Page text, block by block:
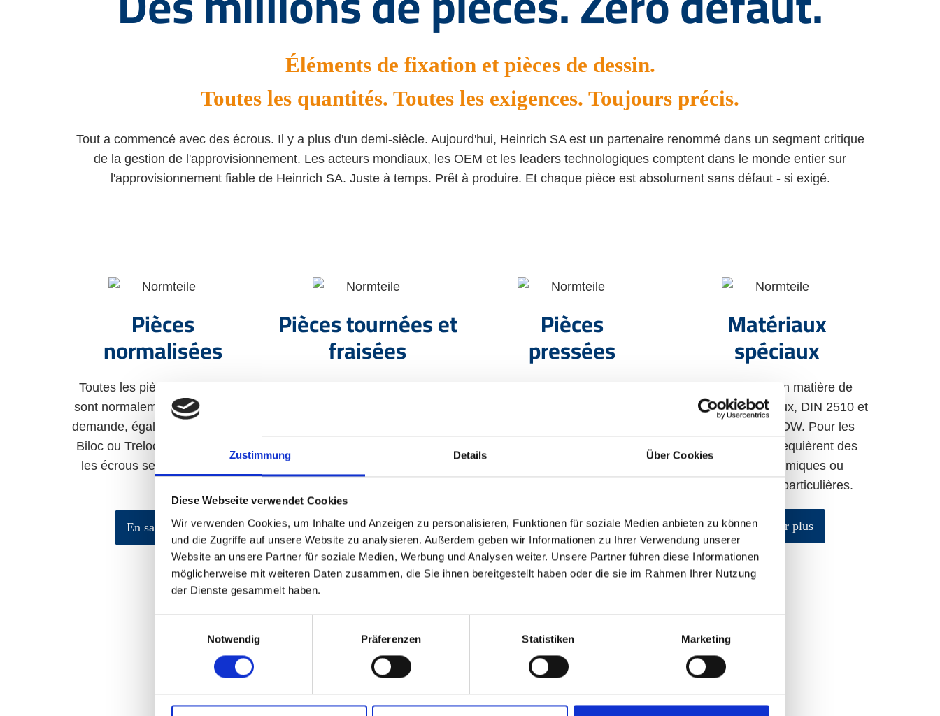
Zustimmung Details Über Cookies
Diese Webseite verwendet Cookies
Wir verwenden Cookies, um Inhalte und Anzeigen zu personalisieren, Funktionen für soziale Medien anbieten zu können
und die Zugriffe auf unsere Website zu analysieren. Außerdem geben wir Informationen zu Ihrer Verwendung unserer
Website an unsere Partner für soziale Medien, Werbung und Analysen weiter. Unsere Partner führen diese Informationen
möglicherweise mit weiteren Daten zusammen, die Sie ihnen bereitgestellt haben oder die sie im Rahmen Ihrer Nutzung
der Dienste gesammelt haben.
Notwendig
Präferenzen Statistiken Marketing
Éléments de fixation et pièces de dessin.
Toutes les quantités. Toutes les exigences. Toujours précis.
Tout a commencé avec des écrous. Il y a plus d'un demi-siècle. Aujourd'hui, Heinrich SA est un partenaire renommé dans un segment critique
de la gestion de l'approvisionnement. Les acteurs mondiaux, les OEM et les leaders technologiques comptent dans le monde entier sur
l'approvisionnement fiable de Heinrich SA. Juste à temps. Prêt à produire. Et chaque pièce est absolument sans défaut - si exigé.
Pièces
normalisées
Toutes les pièces normalisées
sont normalement en stock. Sur
demande, également avec Inloc,
Biloc ou Treloc. Nous assurons
les écrous selon vos besoins.
En savoir plus
Pièces tournées et
fraisées
En savoir plus
Pièces
pressées
secteur automobile. La plus
En savoir plus
Matériaux
spéciaux
Compétence en matière de
matériaux spéciaux, DIN 2510 et
écrous selon ADW. Pour les
exigences qui requièrent des
propriétés chimiques ou
physiques très particulières.
En savoir plus